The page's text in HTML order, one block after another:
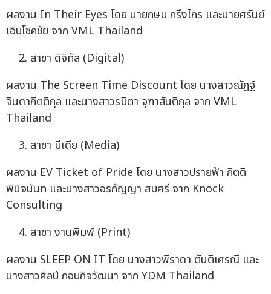
ผลงาน In Their Eyes โดย นายกษม กรึงไกร และนายศรันย์
เอิบโชคชัย จาก VML Thailand
สาขา ดิจิทัล (Digital)
ผลงาน The Screen Time Discount โดย นางสาวณัฏฐ์
จินดากิตติกุล และนางสาวรมิตา จุฑาสันติกุล จาก VML
Thailand
สาขา มีเดีย (Media)
ผลงาน EV Ticket of Pride โดย นางสาวปรายฟ้า กิตติ
พินิจนันท และนางสาวอรกัญญา สมศรี จาก Knock
Consulting
สาขา งานพิมพ์ (Print)
ผลงาน SLEEP ON IT โดย นางสาวพีราดา ตันติเศรณี และ
นางสาวศิลปี กอบกิจวัฒนา จาก YDM Thailand